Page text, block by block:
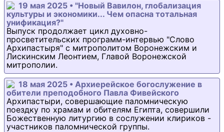
19 мая 2025 • "Новый Вавилон, глобализация
культуры и экономики... Чем опасна тотальная
унификация?"
Выпуск продолжает цикл духовно-
просветительских программ-интервью "Слово
Архипастыря" с митрополитом Воронежским и
Лискинским Леонтием, Главой Воронежской
митрополии.
18 мая 2025 • Архиерейское богослужение в
обители преподобного Павла Фивейского
Архипастыри, совершающие паломническую
поездку по храмам и обителям Египта, совершили
Божественную литургию в сослужении клириков -
участников паломнической группы.